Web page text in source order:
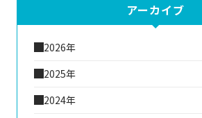
アーカイブ
2026年
2025年
2024年